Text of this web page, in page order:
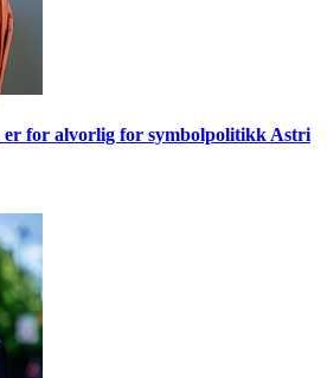
for alvorlig for symbolpolitikk Astri